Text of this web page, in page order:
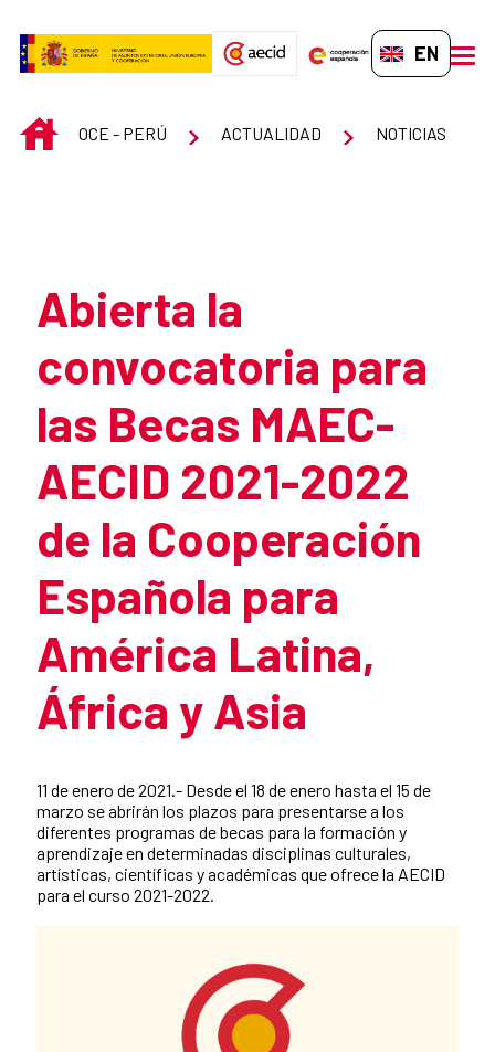
EN-GB
INICIOOCE - PERÚ ACTUALIDAD NOTICIAS
Abierta la
convocatoria para
las Becas MAEC-
AECID 2021-2022
de la Cooperación
Española para
América Latina,
África y Asia
11 de enero de 2021.- Desde el 18 de enero hasta el 15 de
marzo se abrirán los plazos para presentarse a los
diferentes programas de becas para la formación y
aprendizaje en determinadas disciplinas culturales,
artísticas, científicas y académicas que ofrece la AECID
para el curso 2021-2022.